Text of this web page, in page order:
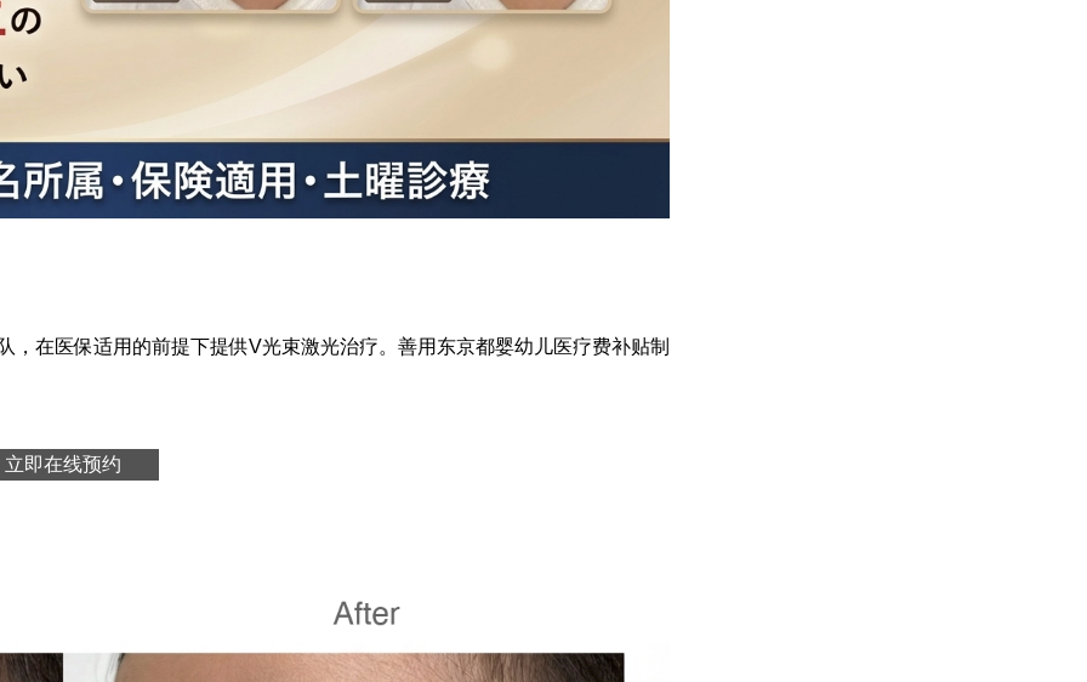
在医保适用的前提下提供V光束激光治疗。善用东京都婴幼儿医疗费补贴制
立即在线预约